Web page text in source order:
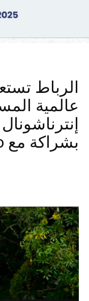
الرباط
عالمية
بشراكة مع Visit Morocco